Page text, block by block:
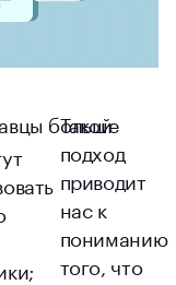
больше
Такой
подход
приводит
нас к
пониманию
того, что